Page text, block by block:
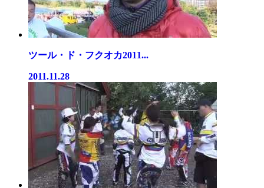
ツール・ド・フクオカ2011...
2011.11.28